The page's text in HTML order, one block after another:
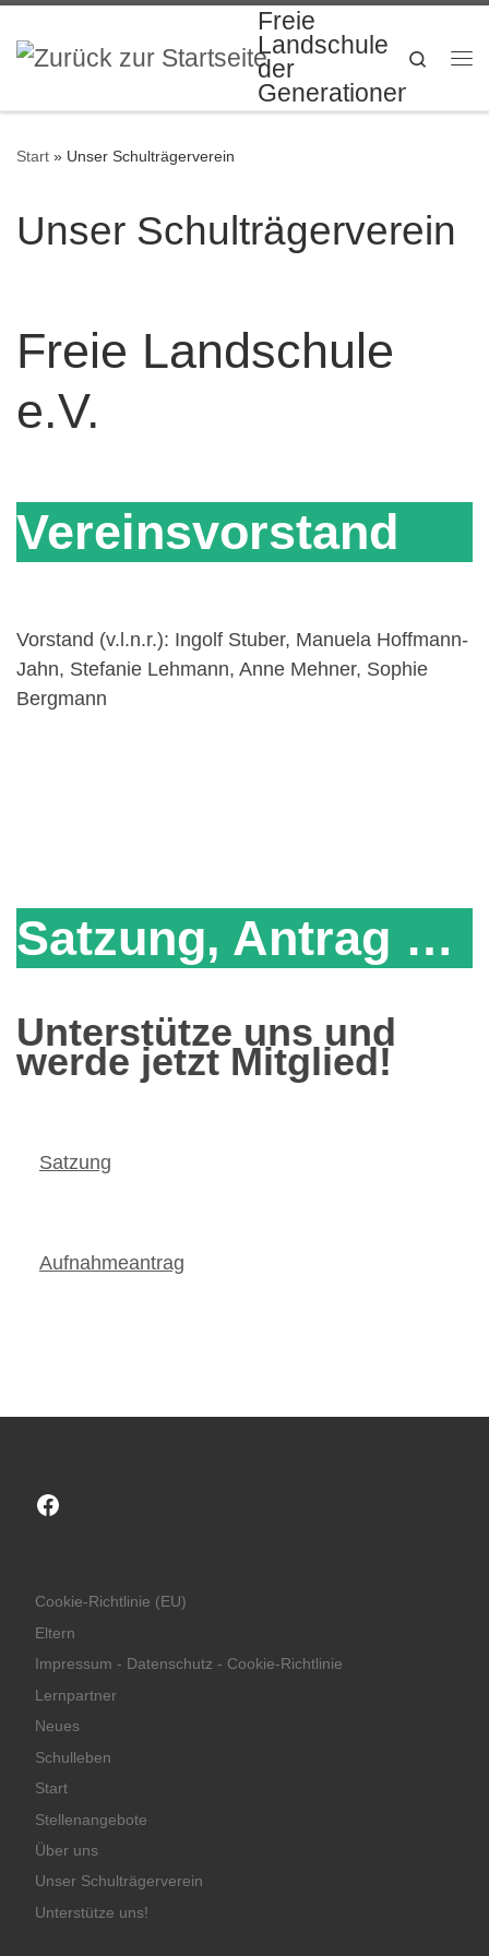
Freie
Landschule
der
Generationen
Search
Start » Unser Schulträgerverein
Unser Schulträgerverein
Freie Landschule
e.V.
Vereinsvorstand
Vorstand (v.l.n.r.): Ingolf Stuber, Manuela Hoffmann-
Jahn, Stefanie Lehmann, Anne Mehner, Sophie
Bergmann
Satzung, Antrag …
Unterstütze uns und
werde jetzt Mitglied!
Satzung
Aufnahmeantrag
Facebook
Cookie-Richtlinie (EU)
Eltern
Impressum - Datenschutz - Cookie-Richtlinie
Lernpartner
Neues
Schulleben
Start
Stellenangebote
Über uns
Unser Schulträgerverein
Unterstütze uns!